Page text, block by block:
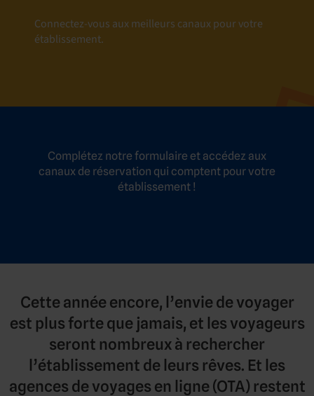
Connectez-vous aux meilleurs canaux pour votre
établissement.
Complétez notre formulaire et accédez aux
canaux de réservation qui comptent pour votre
établissement !
Cette année encore, l’envie de voyager
est plus forte que jamais, et les voyageurs
seront nombreux à rechercher
l’établissement de leurs rêves. Et les
agences de voyages en ligne (OTA) restent